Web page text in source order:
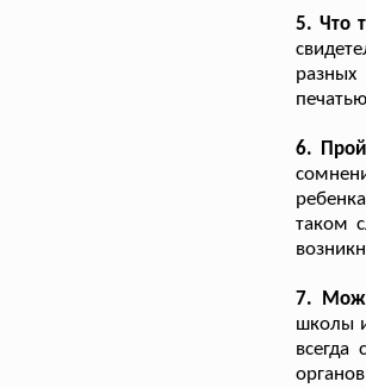
5. Что
6.
таком
7.
школы
всегда